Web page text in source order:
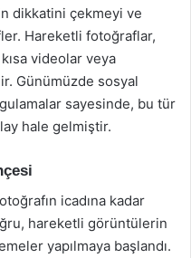
dikkatini çekmeyi ve
Hareketli fotoğraflar,
videolar veya
Günümüzde sosyal
sayesinde, bu tür
hale gelmiştir.
icadına kadar
hareketli görüntülerin
yapılmaya başlandı.